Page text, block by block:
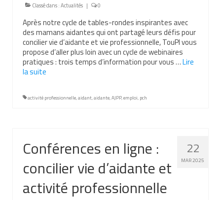
Nos livres
Nos livres adaptés
Soins bucco-dentaires
Les troubles sensoriels
Demande d’allocations
Taux de handicap et carte d’invalidité
Demande d’orientation
Classé dans :Actualités | 0
Après notre cycle de tables-rondes inspirantes avec
des mamans aidantes qui ont partagé leurs défis pour
concilier vie d’aidante et vie professionnelle, TouPI vous
propose d’aller plus loin avec un cycle de webinaires
pratiques : trois temps d’information pour vous …Lire
la suite­­
activité professionnelle,aidant,aidante,AJPP,emploi, pch
22
MAR 2025
Conférences en ligne :
concilier vie d’aidante et
activité professionnelle